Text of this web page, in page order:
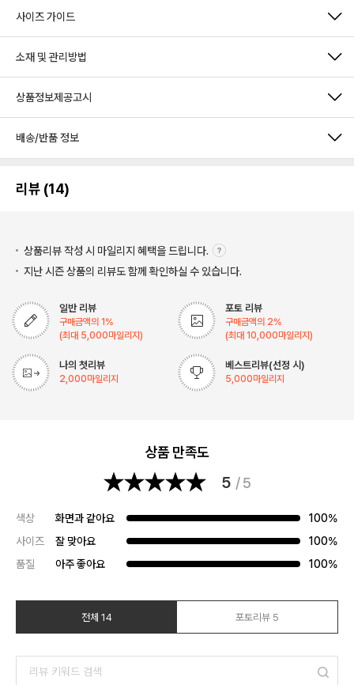
사이즈 가이드
소재 및 관리방법
상품정보제공고시
배송/반품 정보
리뷰 (14)
상품리뷰 작성 시 마일리지 혜택을 드립니다.
지난 시즌 상품의 리뷰도 함께 확인하실 수 있습니다.
일반 리뷰
구매금액의 1 %
(최대 5,000마일리지)
포토 리뷰
구매금액의 2%
(최대 10,000마일리지)
나의 첫리뷰
2,000마일리지
베스트리뷰(선정 시)
5,000마일리지
상품 만족도
5 / 5
색상 화면과 같아요
100%
사이즈
잘 맞아요
100%
품질
아주 좋아요 100%
전체 14 포토리뷰 5